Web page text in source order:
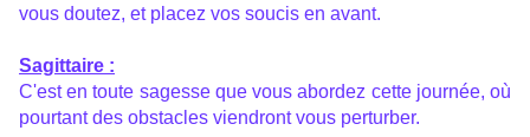
vous doutez, et placez vos soucis en avant.
Sagittaire :
C'est en toute sagesse que vous abordez cette journée, où
pourtant des obstacles viendront vous perturber.